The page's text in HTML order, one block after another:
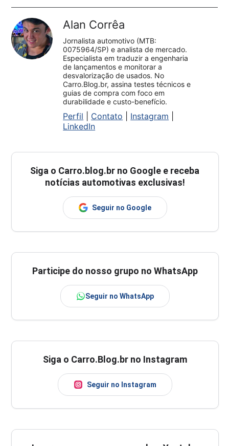
Alan Corrêa
Jornalista automotivo (MTB:
0075964/SP) e analista de mercado.
Especialista em traduzir a engenharia
de lançamentos e monitorar a
desvalorização de usados. No
Carro.Blog.br, assina testes técnicos e
guias de compra com foco em
durabilidade e custo-benefício.
Perfil Contato Instagram
LinkedIn
Siga o Carro.blog.br no Google e receba
notícias automotivas exclusivas!
Seguir no Google
Participe do nosso grupo no WhatsApp
Seguir no WhatsApp
Siga o Carro.Blog.br no Instagram
Seguir no Instagram